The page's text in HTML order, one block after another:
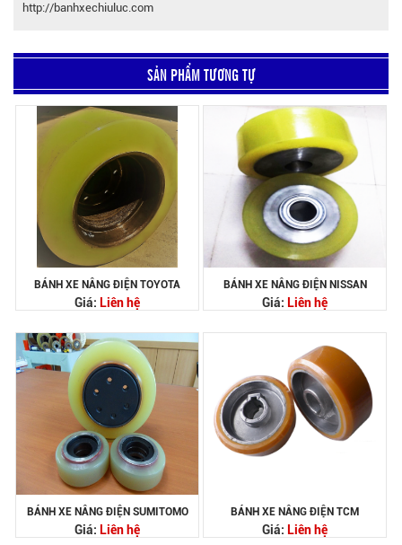
http://banhxechiuluc.com
SẢN PHẨM TƯƠNG TỰ
BÁNH XE NÂNG ĐIỆN TOYOTA
Giá: Liên hệ
BÁNH XE NÂNG ĐIỆN NISSAN
Giá: Liên hệ
BÁNH XE NÂNG ĐIỆN SUMITOMO
Giá: Liên hệ
BÁNH XE NÂNG ĐIỆN TCM
Giá: Liên hệ